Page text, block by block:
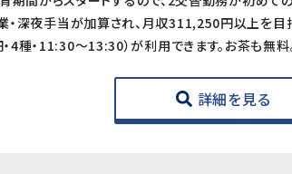
詳細を見る